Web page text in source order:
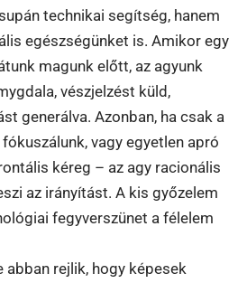
technikai segítség, hanem
egészségünket is. Amikor egy
magunk előtt, az agyunk
vészjelzést küld,
generálva. Azonban, ha csak a
vagy egyetlen apró
kéreg – az agy racionális
az irányítást. A kis győzelem
fegyverszünet a félelem
abban rejlik, hogy képesek